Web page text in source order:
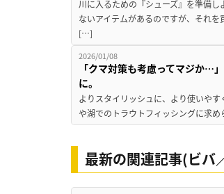
川に入るための『シューズ』を準備
ないアイテムがあるのですが、それ
[…]
2026/01/08
「クマ対策も考慮ってマジか…
に。
よりスタイリッシュに、より使いや
や湖でのトラウトフィッシングに求
最新の関連記事(ビバ